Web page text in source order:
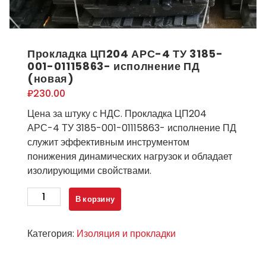
Прокладка ЦП204 АРС-4 ТУ 3185-
001-01115863- исполнение ПД
(новая)
₽230.00
Цена за штуку с НДС. Прокладка ЦП204
АРС-4 ТУ 3185-001-01115863- исполнение ПД
служит эффективным инструментом
понижения динамических нагрузок и обладает
изолирующими свойствами.
Количество
товара
ЦП204
В корзину
Категория: Изоляция и прокладки